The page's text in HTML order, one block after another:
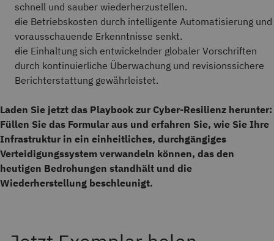
schnell und sauber wiederherzustellen.
die Betriebskosten durch intelligente Automatisierung und
vorausschauende Erkenntnisse senkt.
die Einhaltung sich entwickelnder globaler Vorschriften
durch kontinuierliche Überwachung und revisionssichere
Berichterstattung gewährleistet.
Laden Sie jetzt das Playbook zur Cyber-Resilienz herunter:
Füllen Sie das Formular aus und erfahren Sie, wie Sie Ihre
Infrastruktur in ein einheitliches, durchgängiges
Verteidigungssystem verwandeln können, das den
heutigen Bedrohungen standhält und die
Wiederherstellung beschleunigt.